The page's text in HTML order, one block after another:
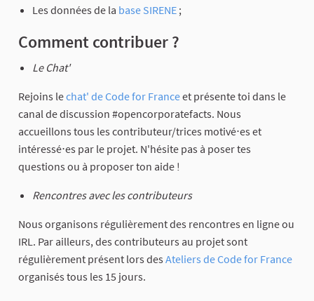
Les données de la base SIRENE ;
Comment contribuer ?
Le Chat'
Rejoins lechat' de Code for Franceet présente toi dans le
canal de discussion #opencorporatefacts. Nous
accueillons tous les contributeur/trices motivé⋅es et
intéressé⋅es par le projet. N'hésite pas à poser tes
questions ou à proposer ton aide !
Rencontres avec les contributeurs
Nous organisons régulièrement des rencontres en ligne ou
IRL. Par ailleurs, des contributeurs au projet sont
régulièrement présent lors des Ateliers de Code for France
organisés tous les 15 jours.